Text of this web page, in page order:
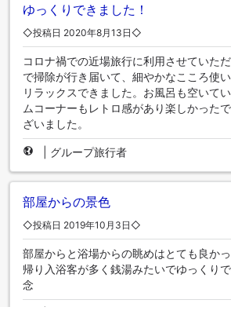
ゆっくりできました！
◇投稿日 2020年8月13日◇
コロナ禍での近場旅行に利用させていた
で掃除が行き届いて、細やかなこころ使
リラックスできました。お風呂も空いて
ムコーナーもレトロ感があり楽しかった
ざいました。
グループ旅行者
部屋からの景色
◇投稿日 2019年10月3日◇
部屋からと浴場からの眺めはとても良か
帰り入浴客が多く銭湯みたいでゆっくり
念